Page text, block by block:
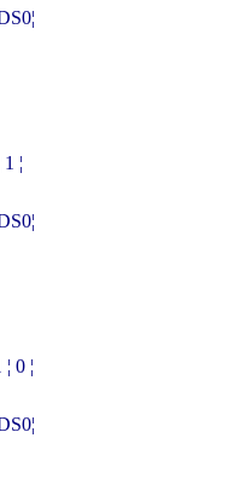
¦
0 ¦